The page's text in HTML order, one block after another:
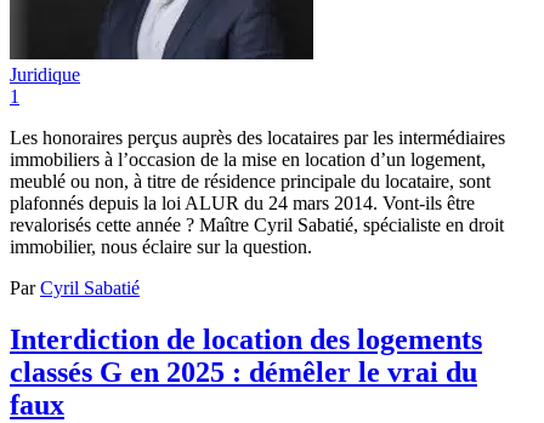
Juridique
1
Les honoraires perçus auprès des locataires par les intermédiaires
immobiliers à l’occasion de la mise en location d’un logement,
meublé ou non, à titre de résidence principale du locataire, sont
plafonnés depuis la loi ALUR du 24 mars 2014. Vont-ils être
revalorisés cette année ? Maître Cyril Sabatié, spécialiste en droit
immobilier, nous éclaire sur la question.
ParCyril Sabatié
Interdiction de location des logements
classés G en 2025 : démêler le vrai du
faux